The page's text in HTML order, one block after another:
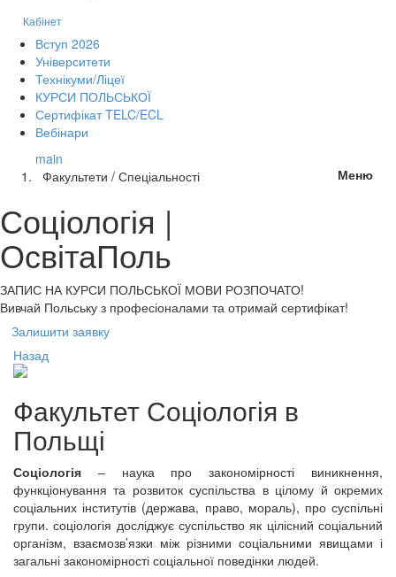
Кабінет
Вступ 2026
Університети
Технікуми/Ліцеї
КУРСИ ПОЛЬСЬКОЇ
Сертифікат TELC/ECL
Вебінари
Меню
main
Факультети / Спеціальності
Соціологія |
ОсвітаПоль
ЗАПИС НА КУРСИ ПОЛЬСЬКОЇ МОВИ РОЗПОЧАТО!
Вивчай Польську з професіоналами та отримай сертифікат!
Залишити заявку
Назад
Факультет Соціологія в
Польщі
Соціологія – наука про закономірності виникнення,
функціонування та розвиток суспільства в цілому й окремих
соціальних інститутів (держава, право, мораль), про суспільні
групи. соціологія досліджує суспільство як цілісний соціальний
організм, взаємозв’язки між різними соціальними явищами і
загальні закономірності соціальної поведінки людей.